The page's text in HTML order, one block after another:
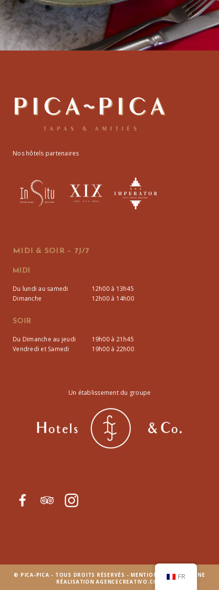
Nos hôtels partenaires
MIDI & SOIR – 7J/7
MIDI
Du lundi au samedi
12h00 à 13h45
Dimanche
12h00 à 14h00
SOIR
Du Dimanche au jeudi
19h00 à 21h45
Vendredi et Samedi
19h00 à 22h00
Un établissement du groupe
© PICA-PICA - TOUS DROITS RÉSERVÉS - MENTIONS LÉGALES
- UNE
RÉALISATIONAGENCECREATIVO.COM
FR